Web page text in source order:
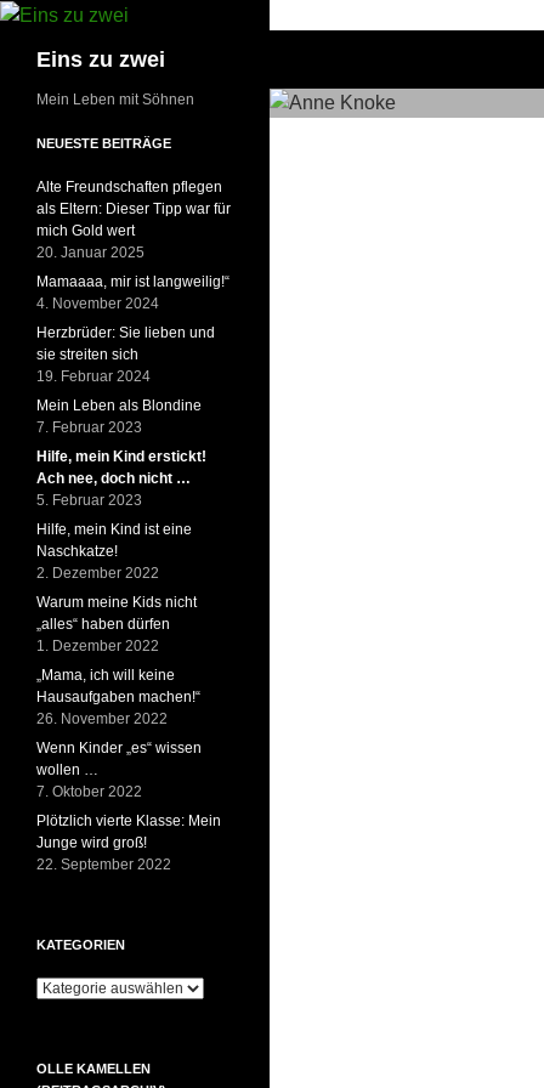
Eins zu zwei
Mein Leben mit Söhnen
NEUESTE BEITRÄGE
Alte Freundschaften pflegen
als Eltern: Dieser Tipp war für
mich Gold wert
20. Januar 2025
Mamaaaa, mir ist langweilig!“
4. November 2024
Herzbrüder: Sie lieben und
sie streiten sich
19. Februar 2024
Mein Leben als Blondine
7. Februar 2023
Hilfe, mein Kind erstickt!
Ach nee, doch nicht …
5. Februar 2023
Hilfe, mein Kind ist eine
Naschkatze!
2. Dezember 2022
Warum meine Kids nicht
„alles“ haben dürfen
1. Dezember 2022
„Mama, ich will keine
Hausaufgaben machen!“
26. November 2022
Wenn Kinder „es“ wissen
wollen …
7. Oktober 2022
Plötzlich vierte Klasse: Mein
Junge wird groß!
22. September 2022
KATEGORIEN
Kategorien
OLLE KAMELLEN